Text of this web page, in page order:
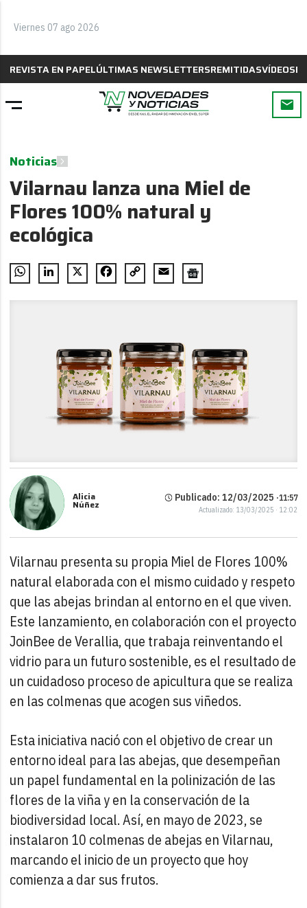
Viernes 07 ago 2026
REVISTA EN PAPELÚLTIMAS NEWSLETTERSREMITIDASVÍDEOS
Noticias
Vilarnau lanza una Miel de
Flores 100% natural y
ecológica
WhatsAppLinkedIn
X FacebookCopy
Email
Alicia
Núñez
Publicado: 12/03/2025 ·11:57
Actualizado: 13/03/2025 · 12:02
Vilarnau presenta su propia Miel de Flores 100%
natural elaborada con el mismo cuidado y respeto
que las abejas brindan al entorno en el que viven.
Este lanzamiento, en colaboración con el proyecto
JoinBee de Verallia, que trabaja reinventando el
vidrio para un futuro sostenible, es el resultado de
un cuidadoso proceso de apicultura que se realiza
en las colmenas que acogen sus viñedos.
Esta iniciativa nació con el objetivo de crear un
entorno ideal para las abejas, que desempeñan
un papel fundamental en la polinización de las
flores de la viña y en la conservación de la
biodiversidad local. Así, en mayo de 2023, se
instalaron 10 colmenas de abejas en Vilarnau,
marcando el inicio de un proyecto que hoy
comienza a dar sus frutos.